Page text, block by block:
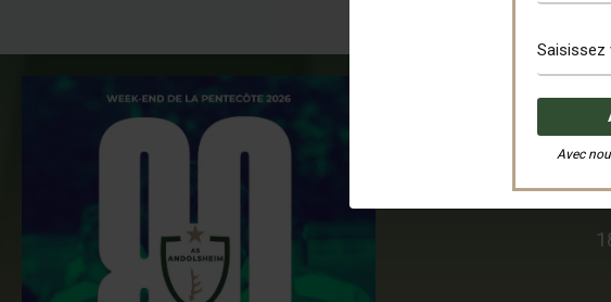
Avec
La prochain reunion du
déroulera le lundi 08/06 à
h au complexe